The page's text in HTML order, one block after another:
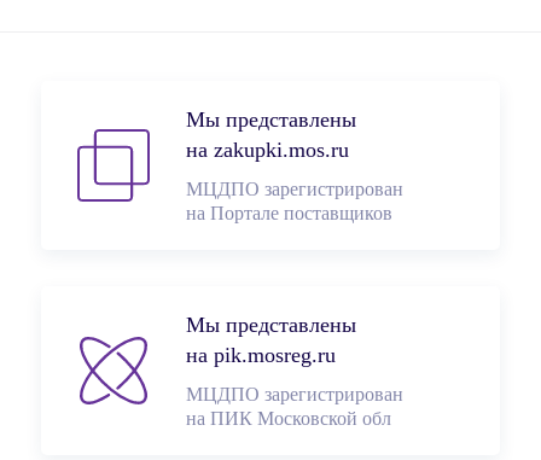
Мы представлены
на zakupki.mos.ru
МЦДПО зарегистрирован
на Портале поставщиков
Мы представлены
на pik.mosreg.ru
МЦДПО зарегистрирован
на ПИК Московской обл